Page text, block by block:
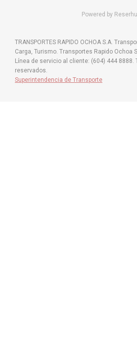
Powered by
TRANSPORTES RAPIDO OCHOA S.A.
Carga, Turismo. Transportes Rapido Ochoa
Línea de servicio al cliente: (604) 444 8888.
reservados.
Superintendencia de Transporte